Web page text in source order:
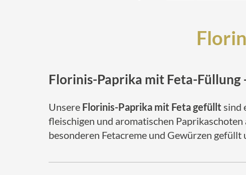
Florinis-Paprika mit Feta-
Unsere Florinis-Paprika mit Feta gefüllt sind
fleischigen und aromatischen
besonderen Fetacreme und Gewürzen